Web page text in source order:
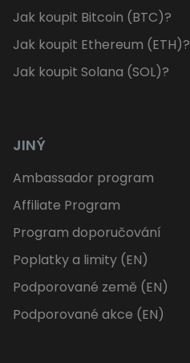
Jak koupit Bitcoin (BTC)?
Jak koupit Ethereum (ETH)?
Jak koupit Solana (SOL)?
JINÝ
Ambassador program
Affiliate Program
Program doporučování
Poplatky a limity (EN)
Podporované země (EN)
Podporované akce (EN)